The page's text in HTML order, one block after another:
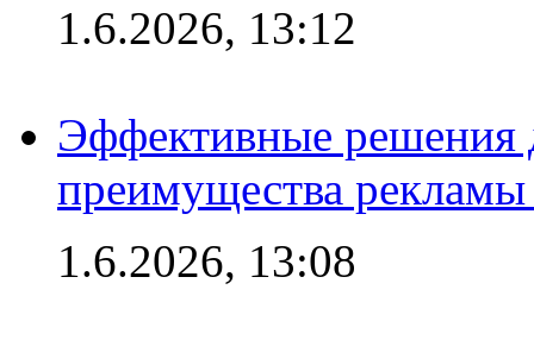
1.6.2026, 13:12
Эффективные решения
преимущества рекламы
1.6.2026, 13:08